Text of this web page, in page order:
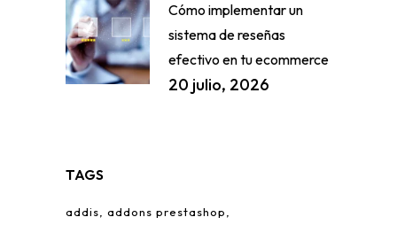
Cómo implementar un
sistema de reseñas
efectivo en tu ecommerce
20 julio, 2026
TAGS
addis
addons prestashop